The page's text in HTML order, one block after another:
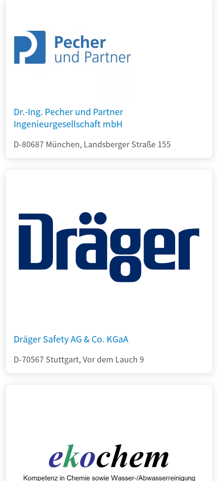
Dr.-Ing. Pecher und Partner
Ingenieurgesellschaft mbH
D-80687 München, Landsberger Straße 155
Dräger Safety AG & Co. KGaA
D-70567 Stuttgart, Vor dem Lauch 9